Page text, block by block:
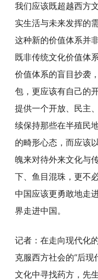
我们应该既超越西方
实生活与未来发挥的
这种新的价值体系并
既非传统文化价值体
价值体系的盲目抄袭
包，更应该有自己的
提供一个开放、民主
续保持那些在半殖民
的畸形心态，而应该
魄来对待外来文化与
下、鱼目混珠，更不
中国应该更勇敢地走
界走进中国。
记者：在走向现代化
克服西方社会的“后
文化中寻找药方，先